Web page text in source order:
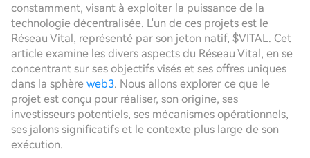
constamment, visant à exploiter la puissance de la
technologie décentralisée. L'un de ces projets est le
Réseau Vital, représenté par son jeton natif, $VITAL. Cet
article examine les divers aspects du Réseau Vital, en se
concentrant sur ses objectifs visés et ses offres uniques
dans la sphère web3. Nous allons explorer ce que le
projet est conçu pour réaliser, son origine, ses
investisseurs potentiels, ses mécanismes opérationnels,
ses jalons significatifs et le contexte plus large de son
exécution.